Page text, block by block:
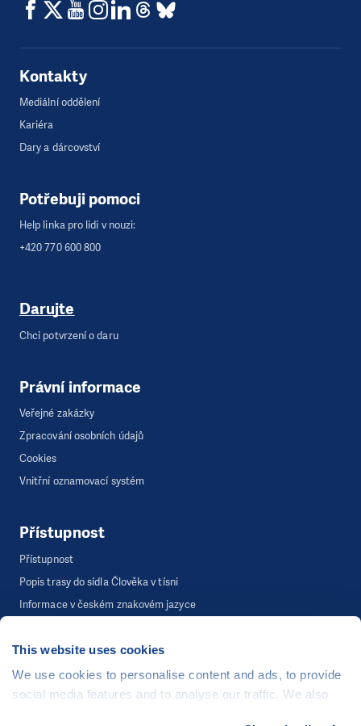
This website uses cookies
We use cookies to personalise content and ads, to provide
social media features and to analyse our traffic. We also
Kontakty
Mediální oddělení
Kariéra
Dary a dárcovství
Potřebuji pomoci
Help linka pro lidi v nouzi:
+420 770 600 800
Darujte
Chci potvrzení o daru
Právní informace
Veřejné zakázky
Zpracování osobních údajů
Cookies
Vnitřní oznamovací systém
Přístupnost
Přístupnost
Popis trasy do sídla Člověka v tísni
Informace v českém znakovém jazyce
Webová stránka běží na bezplatně poskytnutém server hostingu od
CZECHIA.COM . Děkujeme.